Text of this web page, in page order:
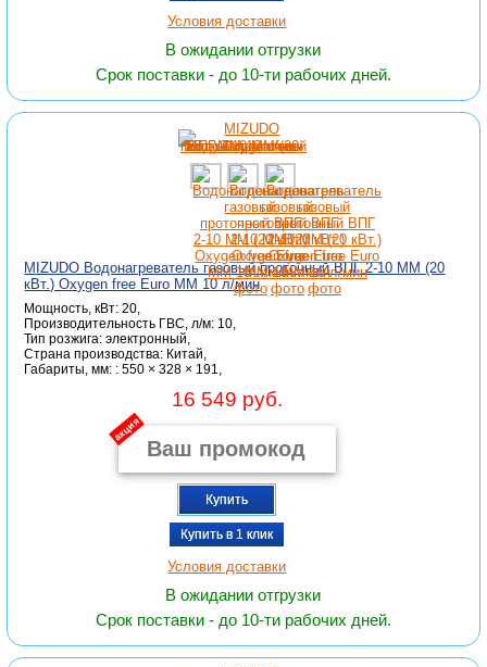
Условия доставки
В ожидании отгрузки
Срок поставки - до 10-ти рабочих дней.
MIZUDO Водонагреватель газовый проточный ВПГ 2-10 ММ (20
кВт.) Oxygen free Euro ММ 10 л/мин
Мощность, кВт: 20,
Производительность ГВС, л/м: 10,
Тип розжига: электронный,
Страна производства: Китай,
Габариты, мм: : 550 × 328 × 191,
16 549 руб.
акция
Купить
Купить в 1 клик
Условия доставки
В ожидании отгрузки
Срок поставки - до 10-ти рабочих дней.